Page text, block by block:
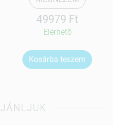
49979 Ft
Elérhetõ
Kosárba teszem